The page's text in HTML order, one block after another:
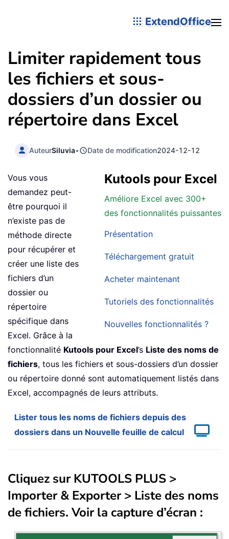
ExtendOffice
Limiter rapidement tous
les fichiers et sous-
dossiers d’un dossier ou
répertoire dans Excel
AuteurSiluvia• Date de modification2024-12-12
Kutools pour Excel
Améliore Excel avec 300+
des fonctionnalités puissantes
Présentation
Téléchargement gratuit
Acheter maintenant
Tutoriels des fonctionnalités
Nouvelles fonctionnalités ?
Vous vous
demandez peut-
être pourquoi il
n’existe pas de
méthode directe
pour récupérer et
créer une liste des
fichiers d’un
dossier ou
répertoire
spécifique dans
Excel. Grâce à la
fonctionnalité Kutools pour Excel’s Liste des noms de
fichiers, tous les fichiers et sous-dossiers d’un dossier
ou répertoire donné sont automatiquement listés dans
Excel, accompagnés de leurs attributs.
Lister tous les noms de fichiers depuis des
dossiers dans un Nouvelle feuille de calcul
Cliquez surKUTOOLS PLUS >
Importer & Exporter> Liste des noms
de fichiers. Voir la capture d’écran :